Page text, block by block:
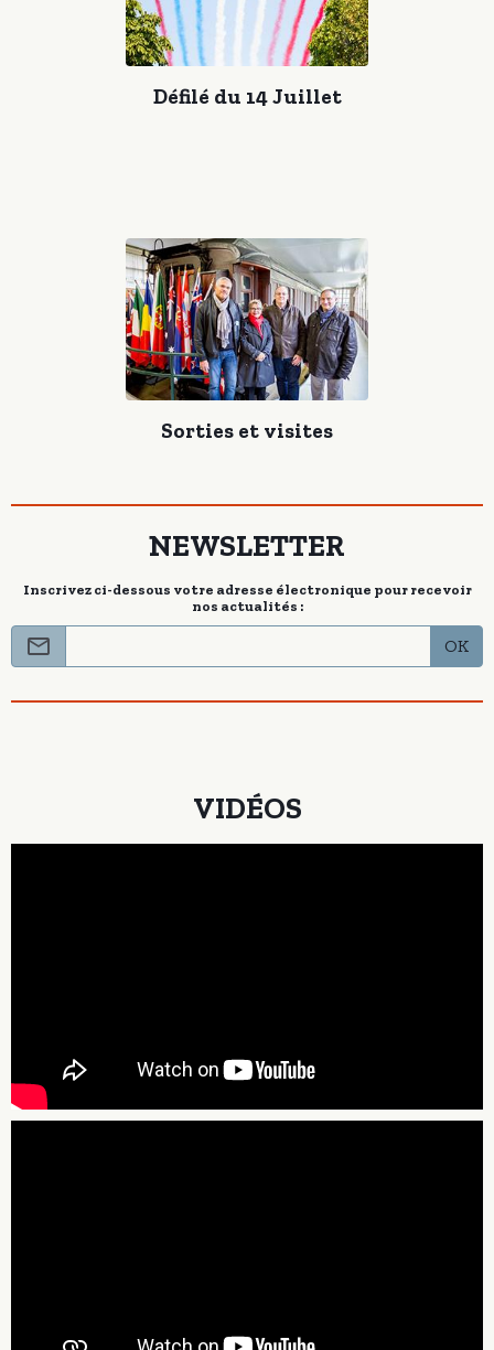
Défilé du 14 Juillet
Sorties et visites
NEWSLETTER
Inscrivez ci-dessous votre adresse électronique pour recevoir
nos actualités :
OK
VIDÉOS